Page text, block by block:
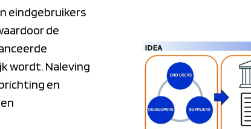
eindgebruikers
de
wordt. Naleving
en